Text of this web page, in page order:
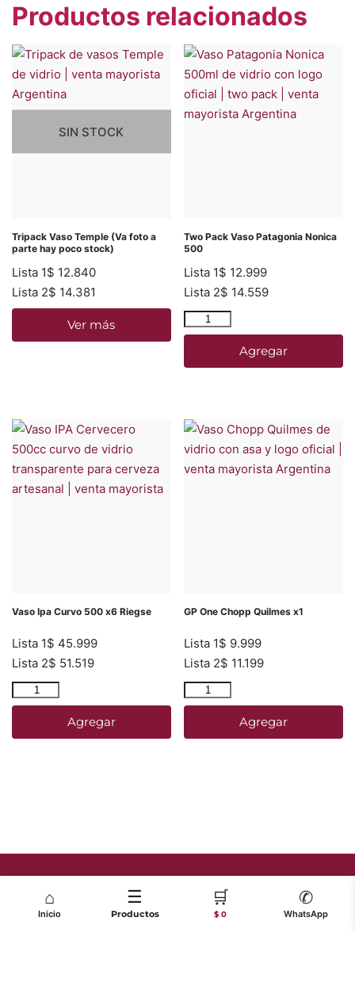
Productos relacionados
SIN STOCK
Tripack Vaso Temple (Va foto a
parte hay poco stock)
Lista 1$ 12.840
Lista 2$ 14.381
Ver más
Two Pack Vaso Patagonia Nonica
500
Lista 1$ 12.999
Lista 2$ 14.559
Agregar
Vaso Ipa Curvo 500 x6 Riegse
Lista 1$ 45.999
Lista 2$ 51.519
Agregar
GP One Chopp Quilmes x1
Lista 1$ 9.999
Lista 2$ 11.199
Agregar
⌂
Inicio
☰
Productos
🛒
$ 0
✆
WhatsApp